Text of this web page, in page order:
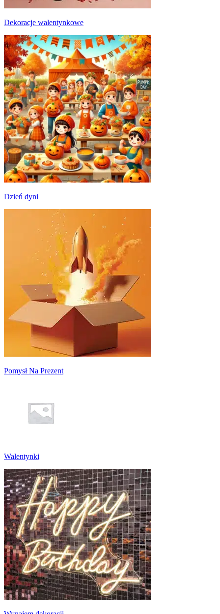
Dekoracje walentynkowe
Dzień dyni
Pomysł Na Prezent
Walentynki